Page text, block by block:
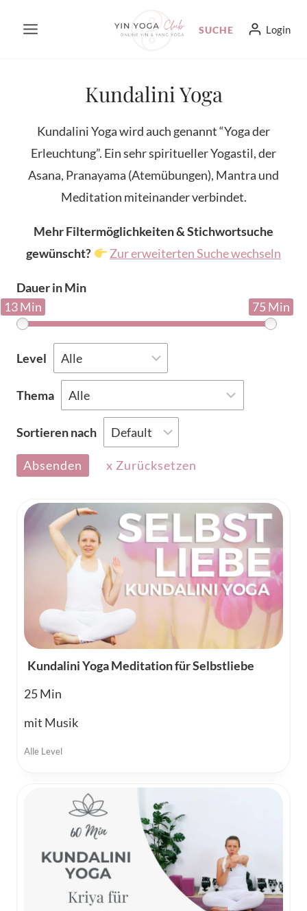
Inhalt
SUCHE Login
Kundalini Yoga
Kundalini Yoga wird auch genannt “Yoga der
Erleuchtung”. Ein sehr spiritueller Yogastil, der
Asana, Pranayama (Atemübungen), Mantra und
Meditation miteinander verbindet.
Mehr Filtermöglichkeiten & Stichwortsuche
gewünscht?
Zur erweiterten Suche wechseln
Dauer in Min
13 Min
75 Min
Level
Thema
Sortieren nach
Absenden x Zurücksetzen
Kundalini Yoga Meditation für Selbstliebe
25
mit Musik
Alle Level